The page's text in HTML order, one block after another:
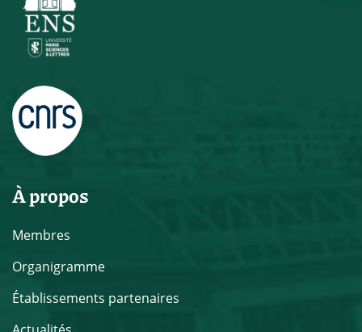
À propos
Membres
Organigramme
Établissements partenaires